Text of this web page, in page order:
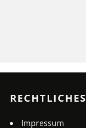
RECHTLICHES
Impressum